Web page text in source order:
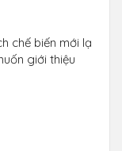
chế biến mới lạ
giới thiệu